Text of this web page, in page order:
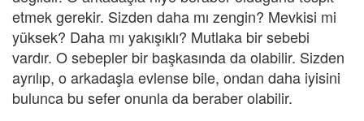
etmek gerekir. Sizden daha mı zengin? Mevkisi mi
yüksek? Daha mı yakışıklı? Mutlaka bir sebebi
vardır. O sebepler bir başkasında da olabilir. Sizden
ayrılıp, o arkadaşla evlense bile, ondan daha iyisini
bulunca bu sefer onunla da beraber olabilir.